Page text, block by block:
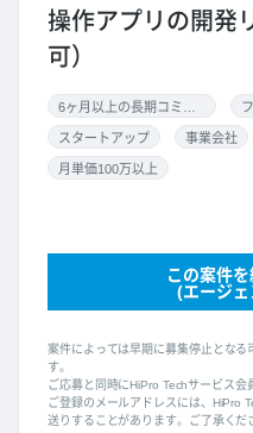
操作アプリの開発
可）
スタートアップ 事業会社
月単価100万以上
この案件
(エージ
案件によっては早期に募集停止とな
す。
ご応募と同時にHiPro Techサービス会
ご登録のメールアドレスには、HiPro
送りすることがあります。ご了承くだ